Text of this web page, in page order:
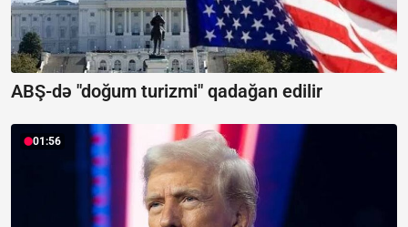
ABŞ-də "doğum turizmi" qadağan edilir
01:56